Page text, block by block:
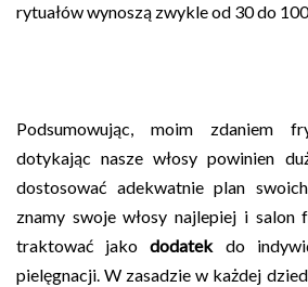
rytuałów wynoszą zwykle od 30 do 100
Podsumowując, moim zdaniem
dotykając nasze włosy powinien
dostosować adekwatnie plan
znamy swoje włosy najlepiej i salon
traktować jakododatekdo
pielęgnacji. W zasadzie w każdej